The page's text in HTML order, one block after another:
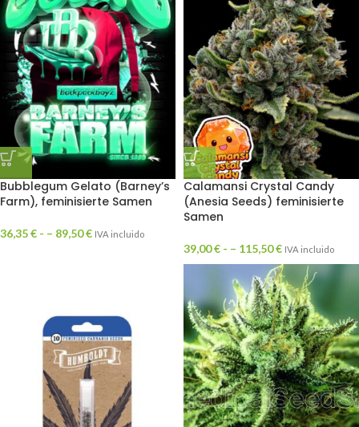
Bubblegum Gelato (Barney’s
Farm), feminisierte Samen
36,35€ - – 89,50€ IVA incluido
Calamansi Crystal Candy
(Anesia Seeds) feminisierte
Samen
39,00€ - – 115,50€ IVA incluido